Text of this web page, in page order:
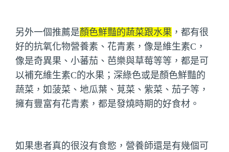
另外一個推薦是顏色鮮豔的蔬菜跟水果 ，都有很
好的抗氧化物營養素、花青素，像是維生素C，
像是奇異果、小蕃茄、芭樂與草莓等等，都是可
以補充維生素C的水果；深綠色或是顏色鮮豔的
蔬菜，如菠菜、地瓜葉、莧菜、紫菜、茄子等，
擁有豐富有花青素，都是發燒時期的好食材。
如果患者真的很沒有食慾，營養師還是有幾個可